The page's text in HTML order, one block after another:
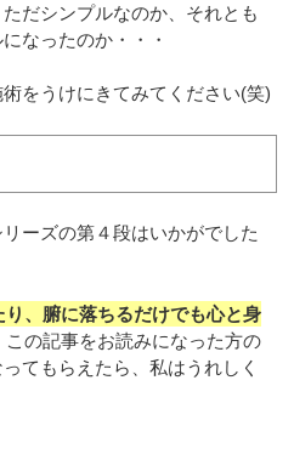
だシンプルなのか、それとも
なったのか・・・
をうけにきてみてください(笑)
ーズの第４段はいかがでした
、腑に落ちるだけでも心と身
この記事をお読みになった方の
てもらえたら、私はうれしく